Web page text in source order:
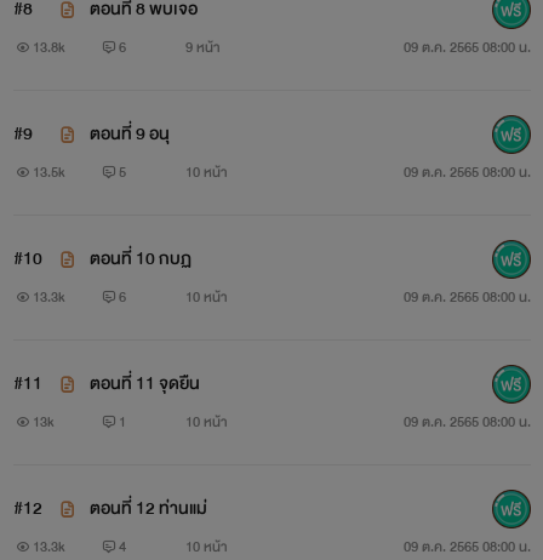
#8 ตอนที่ 8 พบเจอ
13.8k 6 9 หน้า 09 ต.ค. 2565 08:00 น.
#9 ตอนที่ 9 อนุ
13.5k 5 10 หน้า 09 ต.ค. 2565 08:00 น.
#10 ตอนที่ 10 กบฏ
13.3k 6 10 หน้า 09 ต.ค. 2565 08:00 น.
#11 ตอนที่ 11 จุดยืน
13k 1 10 หน้า 09 ต.ค. 2565 08:00 น.
#12 ตอนที่ 12 ท่านแม่
13.3k 4 10 หน้า 09 ต.ค. 2565 08:00 น.